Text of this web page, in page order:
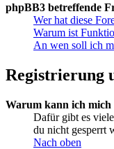
phpBB3 betreffende
Wer hat diese
Warum ist
An wen soll ich
Registrierung
Warum kann ich mich
Dafür gibt es
du nicht gesperrt
Nach oben